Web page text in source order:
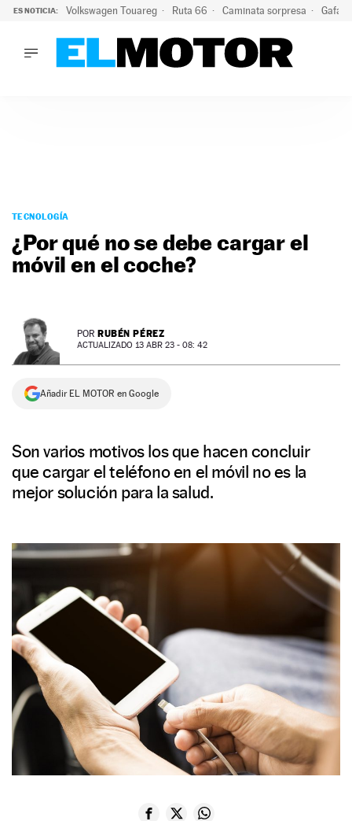
ES NOTICIA: Volkswagen Touareg Ruta 66 Caminata sorpresa Gafas
PODCAST
MOTOS
TECNOLOGÍA
PREMIOS
SERVICIOS
TECNOLOGÍA
¿Por qué no se debe cargar el
móvil en el coche?
POR RUBÉN PÉREZ
ACTUALIZADO 13 ABR 23 - 08: 42
Añadir EL MOTOR en Google
Son varios motivos los que hacen concluir
que cargar el teléfono en el móvil no es la
mejor solución para la salud.